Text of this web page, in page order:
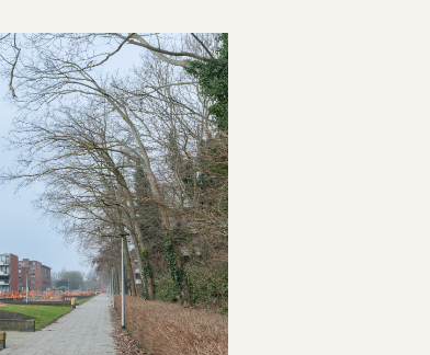
geisoleerd
2019
Gas
Cv ketel
ventilatie, tv kabel, lift,
kabel
garage